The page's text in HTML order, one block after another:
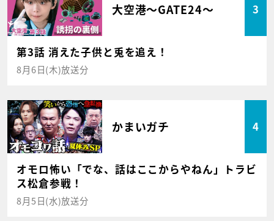
大空港～GATE24～ 3
第3話 消えた子供と兎を追え！
8月6日(木)放送分
かまいガチ 4
オモロ怖い「でな、話はここからやねん」トラビ
ス松倉参戦！
8月5日(水)放送分